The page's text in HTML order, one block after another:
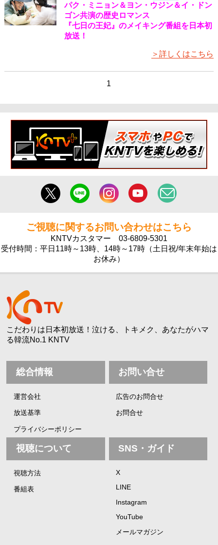
パク・ミニョン＆ヨン・ウジン＆イ・ドン
ゴン共演の歴史ロマンス
『七日の王妃』のメイキング番組を日本初
放送！
＞詳しくはこちら
1
ご視聴に関するお問い合わせはこちら
KNTVカスタマー 03-6809-5301
受付時間：平日11時～13時、14時～17時（土日祝/年末年始は
お休み）
こだわりは日本初放送！泣ける、トキメク、あなたがハマ
る韓流No.1 KNTV
総合情報
運営会社
放送基準
プライバシーポリシー
お問い合せ
広告のお問合せ
お問合せ
視聴について
視聴方法
番組表
SNS・ガイド
X
LINE
Instagram
YouTube
メールマガジン